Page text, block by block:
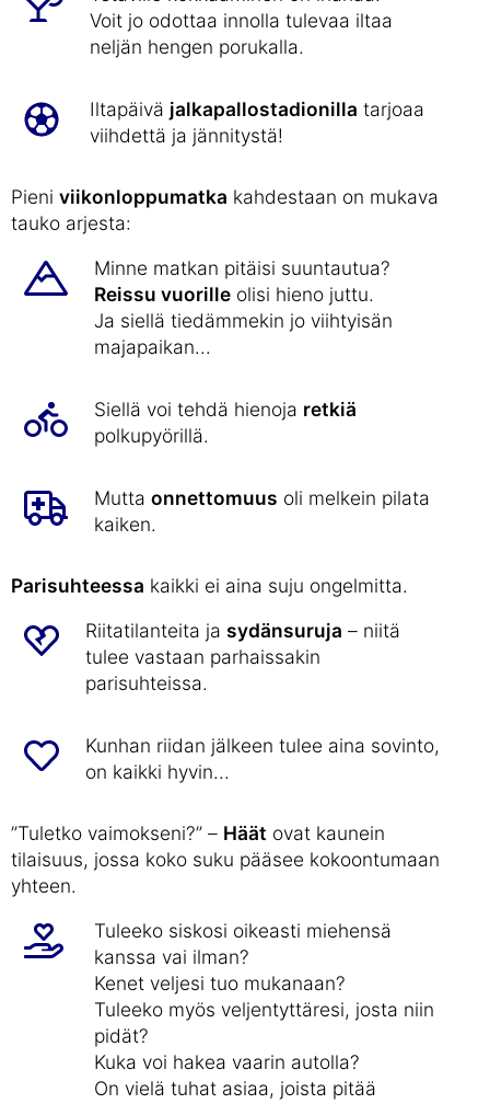
Voit jo odottaa innolla tulevaa iltaa
neljän hengen porukalla.
Iltapäivä jalkapallostadionilla tarjoaa
viihdettä ja jännitystä!
Pieni viikonloppumatka kahdestaan on mukava
tauko arjesta:
Minne matkan pitäisi suuntautua?
Reissu vuorille olisi hieno juttu.
Ja siellä tiedämmekin jo viihtyisän
majapaikan...
Siellä voi tehdä hienoja retkiä
polkupyörillä.
Mutta onnettomuus oli melkein pilata
kaiken.
Parisuhteessa kaikki ei aina suju ongelmitta.
Riitatilanteita ja sydänsuruja – niitä
tulee vastaan parhaissakin
parisuhteissa.
Kunhan riidan jälkeen tulee aina sovinto,
on kaikki hyvin...
”Tuletko vaimokseni?” – Häät ovat kaunein
tilaisuus, jossa koko suku pääsee kokoontumaan
yhteen.
Tuleeko siskosi oikeasti miehensä
kanssa vai ilman?
Kenet veljesi tuo mukanaan?
Tuleeko myös veljentyttäresi, josta niin
pidät?
Kuka voi hakea vaarin autolla?
On vielä tuhat asiaa, joista pitää